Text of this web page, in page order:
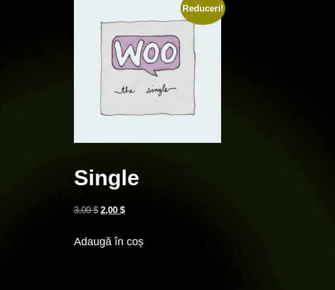
Reduceri!
Single
3,00$ 2,00 $
Adaugă în coș